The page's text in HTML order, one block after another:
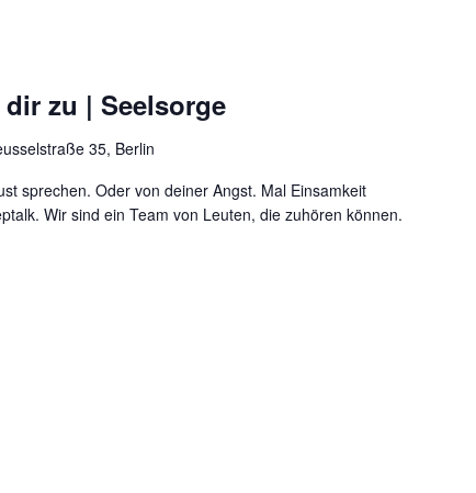
zu | Seelsorge
35, Berlin
sprechen. Oder von deiner Angst. Mal Einsamkeit
Wir sind ein Team von Leuten, die zuhören können.